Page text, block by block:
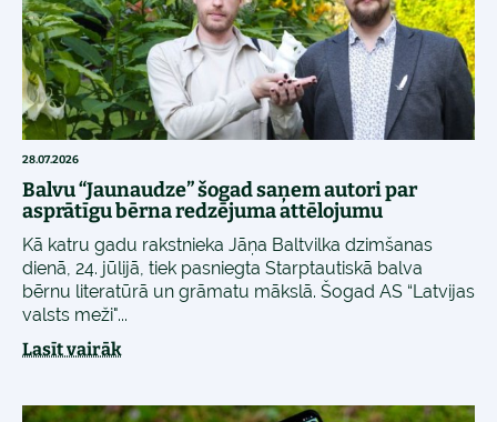
28.07.2026
Balvu “Jaunaudze” šogad saņem autori par
asprātīgu bērna redzējuma attēlojumu
Kā katru gadu rakstnieka Jāņa Baltvilka dzimšanas
dienā, 24. jūlijā, tiek pasniegta Starptautiskā balva
bērnu literatūrā un grāmatu mākslā. Šogad AS “Latvijas
valsts meži"...
Lasīt vairāk